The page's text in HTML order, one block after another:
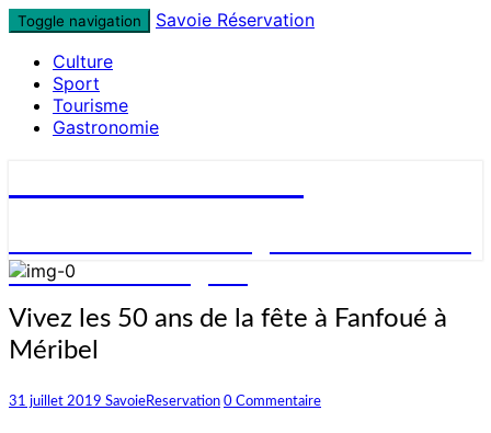
Skip
content
Toggle navigation
Savoie Réservation
Culture
Sport
Tourisme
Gastronomie
et réservez en ligne !
Vivez
les
50
de
Vivez les 50 ans de la fête à Fanfoué à
Méribel
31 juillet 2019 SavoieReservation Commentaires
0 Commentaire